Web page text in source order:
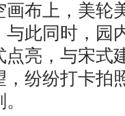
布上，美轮
此同时，园
点亮，与宋式
，纷纷打卡拍